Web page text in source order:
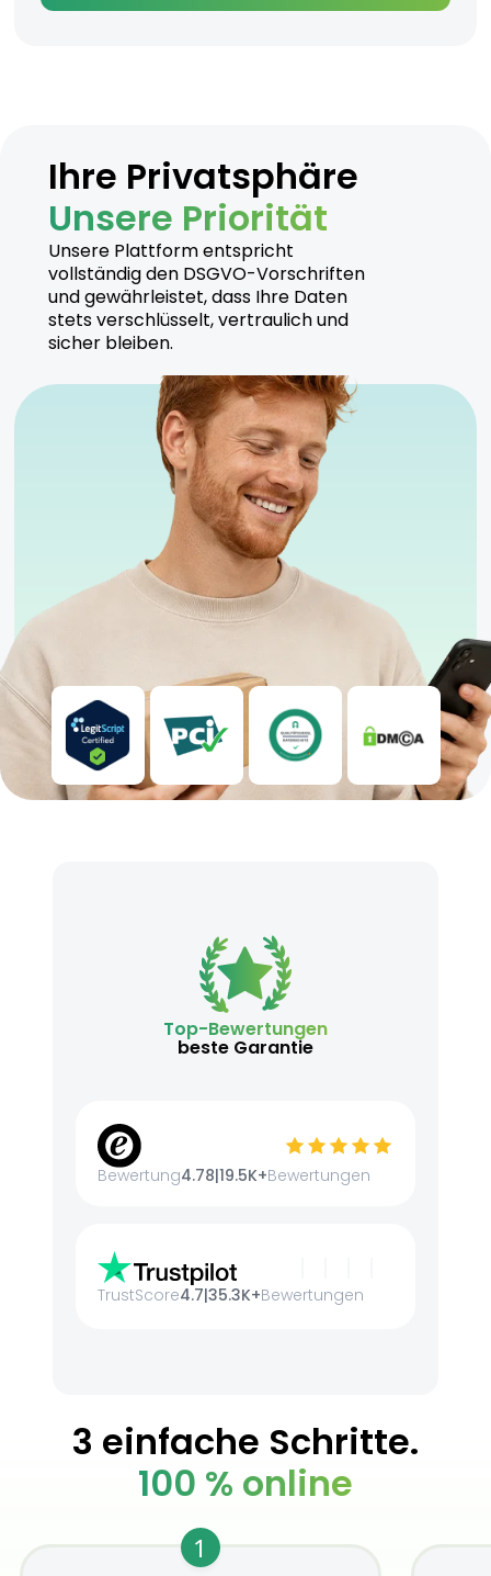
Ihre Privatsphäre
Unsere Priorität
Unsere Plattform entspricht
vollständig den DSGVO-Vorschriften
und gewährleistet, dass Ihre Daten
stets verschlüsselt, vertraulich und
sicher bleiben.
Top-Bewertungen
beste Garantie
Bewertung4.78|19.5K+Bewertungen
TrustScore4.7|35.3K+Bewertungen
3 einfache Schritte.
100 % online
1